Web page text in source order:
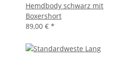
Hemdbody schwarz mit
Boxershort
89,00 € *